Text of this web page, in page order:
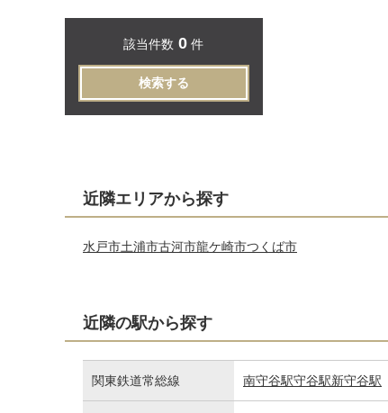
該当件数 0 件
検索する
近隣エリアから探す
水戸市土浦市古河市龍ケ崎市つくば市
近隣の駅から探す
関東鉄道常総線 南守谷駅守谷駅新守谷駅